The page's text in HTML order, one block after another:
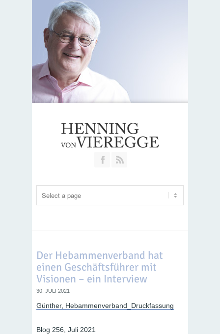
Join our Facebook Group
Der Hebammenverband hat
einen Geschäftsführer mit
Visionen – ein Interview
30. JULI 2021
Günther, Hebammenverband_Druckfassung
Blog 256, Juli 2021